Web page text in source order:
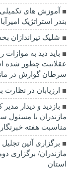
آموزش های
بندر استراتژیک
شلیک تیراندازان
باید دید به موازات
عقلانیت چطور شده
سرطان گوارش در
ارزیابان در نظارت
بازدید و دیدار
مازندران با مسئول
مناسبت هفته خبرنگار
برگزاری آئین
مازندران/ برگزاری
استان